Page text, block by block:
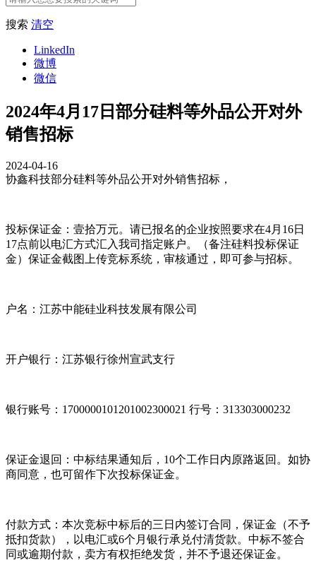
搜索 清空
LinkedIn
微博
微信
2024年4月17日部分硅料等外品公开对外
销售招标
2024-04-16
协鑫科技部分硅料等外品公开对外销售招标，
投标保证金：壹拾万元。请已报名的企业按照要求在4月16日
17点前以电汇方式汇入我司指定账户。（备注硅料投标保证
金）保证金截图上传竞标系统，审核通过，即可参与招标。
户名：江苏中能硅业科技发展有限公司
开户银行：江苏银行徐州宣武支行
银行账号：1700000101201002300021 行号：313303000232
保证金退回：中标结果通知后，10个工作日内原路返回。如协
商同意，也可留作下次投标保证金。
付款方式：本次竞标中标后的三日内签订合同，保证金（不予
抵扣货款），以电汇或6个月银行承兑付清货款。中标不签合
同或逾期付款，卖方有权拒绝发货，并不予退还保证金。